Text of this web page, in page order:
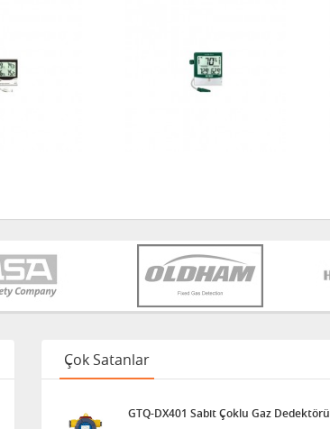
Çok Satanlar
GTQ-DX401 Sabit Çoklu Gaz Dedektörü